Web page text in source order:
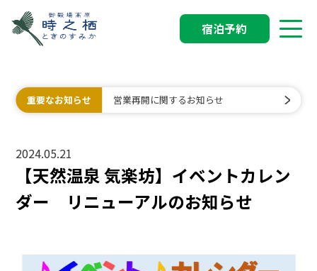
重要なお知らせ 営業再開に関するお知らせ
宿泊予約
2024.05.21
【天然温泉 気楽坊】イベントカレン
ダー リニューアルのお知らせ